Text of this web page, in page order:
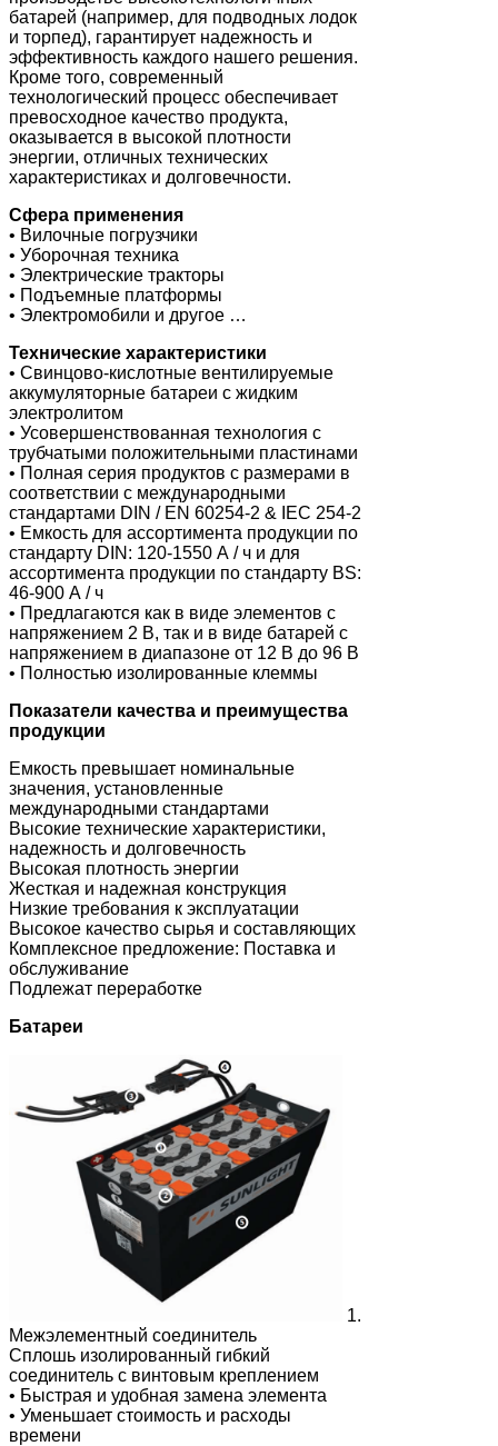
батарей (например, для подводных лодок
и торпед), гарантирует надежность и
эффективность каждого нашего решения.
Кроме того, современный
технологический процесс обеспечивает
превосходное качество продукта,
оказывается в высокой плотности
энергии, отличных технических
характеристиках и долговечности.
Сфера применения
• Вилочные погрузчики
• Уборочная техника
• Электрические тракторы
• Подъемные платформы
• Электромобили и другое …
Технические характеристики
• Свинцово-кислотные вентилируемые
аккумуляторные батареи с жидким
электролитом
• Усовершенствованная технология с
трубчатыми положительными пластинами
• Полная серия продуктов с размерами в
соответствии с международными
стандартами DIN / EN 60254-2 & IEC 254-2
• Емкость для ассортимента продукции по
стандарту DIN: 120-1550 А / ч и для
ассортимента продукции по стандарту BS:
46-900 А / ч
• Предлагаются как в виде элементов с
напряжением 2 В, так и в виде батарей с
напряжением в диапазоне от 12 В до 96 В
• Полностью изолированные клеммы
Показатели качества и преимущества
продукции
Емкость превышает номинальные
значения, установленные
международными стандартами
Высокие технические характеристики,
надежность и долговечность
Высокая плотность энергии
Жесткая и надежная конструкция
Низкие требования к эксплуатации
Высокое качество сырья и составляющих
Комплексное предложение: Поставка и
обслуживание
Подлежат переработке
Батареи
1.
Межэлементный соединитель
Сплошь изолированный гибкий
соединитель с винтовым креплением
• Быстрая и удобная замена элемента
• Уменьшает стоимость и расходы
времени